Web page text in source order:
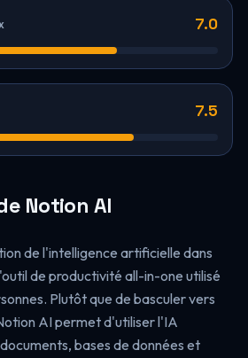
7.0
7.5
Notion AI
de l'intelligence artificielle dans
de productivité all-in-one utilisé
Plutôt que de basculer vers
AI permet d'utiliser l'IA
bases de données et